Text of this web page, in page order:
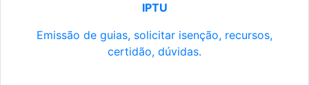
IPTU
Emissão de guias, solicitar isenção, recursos,
certidão, dúvidas.